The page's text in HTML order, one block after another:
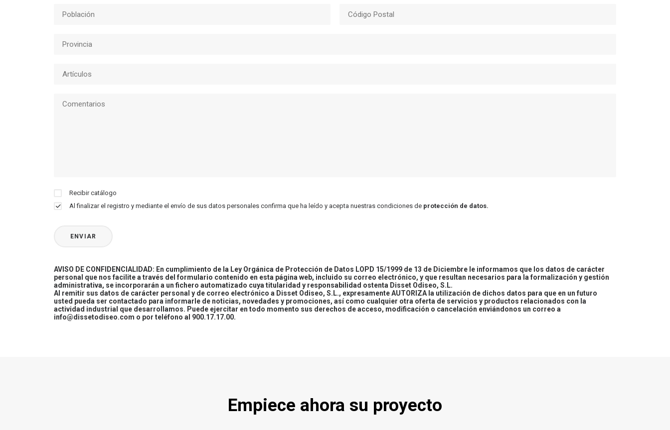
Recibir catálogo
Al finalizar el registro y mediante el envío de sus datos personales confirma que ha leído y acepta nuestras condiciones de protección de datos.
AVISO DE CONFIDENCIALIDAD: En cumplimiento de la Ley Orgánica de Protección de Datos LOPD 15/1999 de 13 de Diciembre le informamos que los datos de carácter
personal que nos facilite a través del formulario contenido en esta página web, incluido su correo electrónico, y que resultan necesarios para la formalización y gestión
administrativa, se incorporarán a un fichero automatizado cuya titularidad y responsabilidad ostenta Disset Odiseo, S.L.
Al remitir sus datos de carácter personal y de correo electrónico a Disset Odiseo, S.L., expresamente AUTORIZA la utilización de dichos datos para que en un futuro
usted pueda ser contactado para informarle de noticias, novedades y promociones, así como cualquier otra oferta de servicios y productos relacionados con la
actividad industrial que desarrollamos. Puede ejercitar en todo momento sus derechos de acceso, modificación o cancelación enviándonos un correo a
info@dissetodiseo.com o por teléfono al 900.17.17.00.
Empiece ahora su proyecto